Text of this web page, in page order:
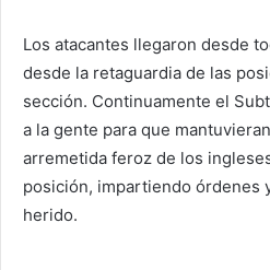
Los atacantes llegaron desde
desde la retaguardia de las
sección. Continuamente el
a la gente para que
arremetida feroz de los
posición, impartiendo órdenes
herido.